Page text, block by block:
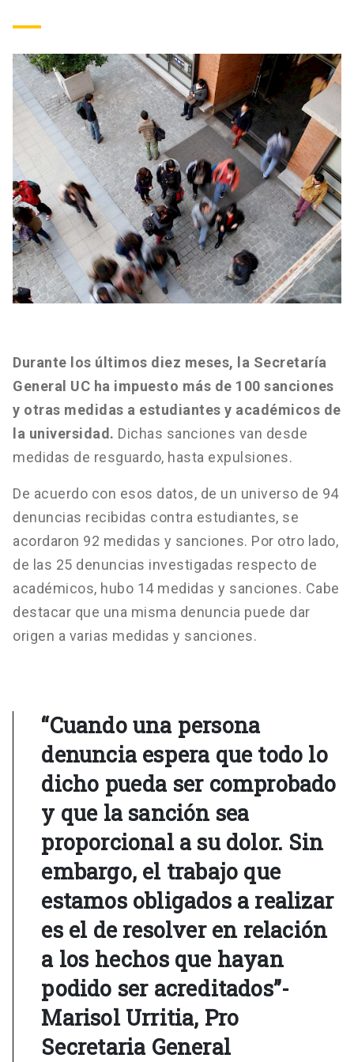
Donaciones launch
Durante los últimos diez meses, la Secretaría
General UC ha impuesto más de 100 sanciones
y otras medidas a estudiantes y académicos de
la universidad. Dichas sanciones van desde
medidas de resguardo, hasta expulsiones.
De acuerdo con esos datos, de un universo de 94
denuncias recibidas contra estudiantes, se
acordaron 92 medidas y sanciones. Por otro lado,
de las 25 denuncias investigadas respecto de
académicos, hubo 14 medidas y sanciones. Cabe
destacar que una misma denuncia puede dar
origen a varias medidas y sanciones.
“Cuando una persona
denuncia espera que todo lo
dicho pueda ser comprobado
y que la sanción sea
proporcional a su dolor. Sin
embargo, el trabajo que
estamos obligados a realizar
es el de resolver en relación
a los hechos que hayan
podido ser acreditados”-
Marisol Urritia, Pro
Secretaria General